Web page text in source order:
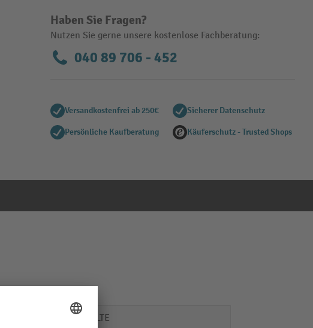
Haben Sie Fragen?
Nutzen Sie gerne unsere kostenlose Fachberatung:
040 89 706 - 452
Versandkostenfrei ab 250€ Sicherer Datenschutz
Persönliche Kaufberatung Käuferschutz - Trusted Shops
SCHULTE